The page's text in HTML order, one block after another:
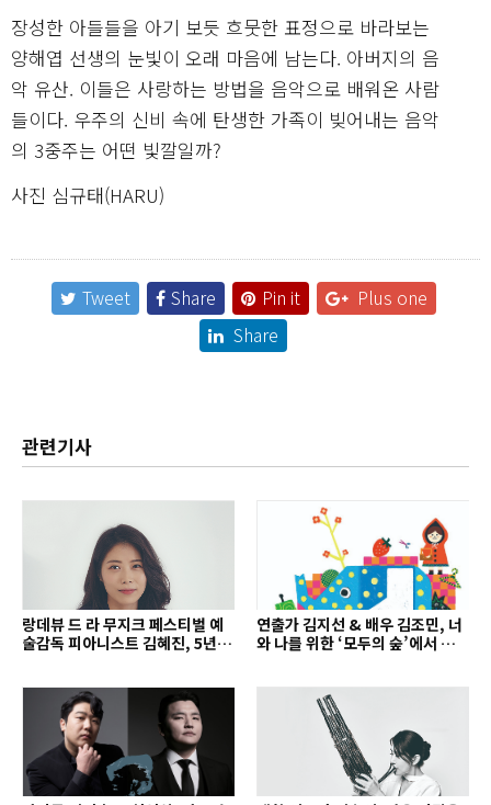
장성한 아들들을 아기 보듯 흐뭇한 표정으로 바라보는
양해엽 선생의 눈빛이 오래 마음에 남는다. 아버지의 음
악 유산. 이들은 사랑하는 방법을 음악으로 배워온 사람
들이다. 우주의 신비 속에 탄생한 가족이 빚어내는 음악
의 3중주는 어떤 빛깔일까?
사진 심규태(HARU)
Tweet Share Pin it
Plus one
Share
관련기사
랑데뷰 드 라 무지크 페스티벌 예
술감독 피아니스트 김혜진, 5년간
연출가 김지선 & 배우 김조민, 너
와 나를 위한 ‘모두의 숲’에서 만나